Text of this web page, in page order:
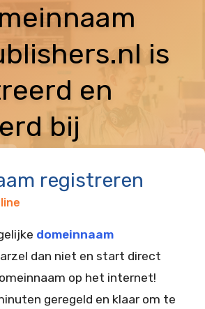
is
en
bij
registreren
domeinnaam
dan niet en start direct
op het internet!
geregeld en klaar om te